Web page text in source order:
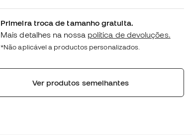
Primeira troca de tamanho gratuita.
Mais detalhes na nossa política de devoluções.
*Não aplicável a productos personalizados.
Ver produtos semelhantes